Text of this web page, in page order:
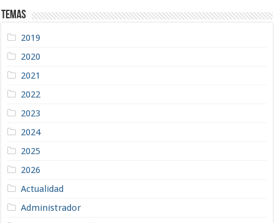
Temas
2019
2020
2021
2022
2023
2024
2025
2026
Actualidad
Administrador